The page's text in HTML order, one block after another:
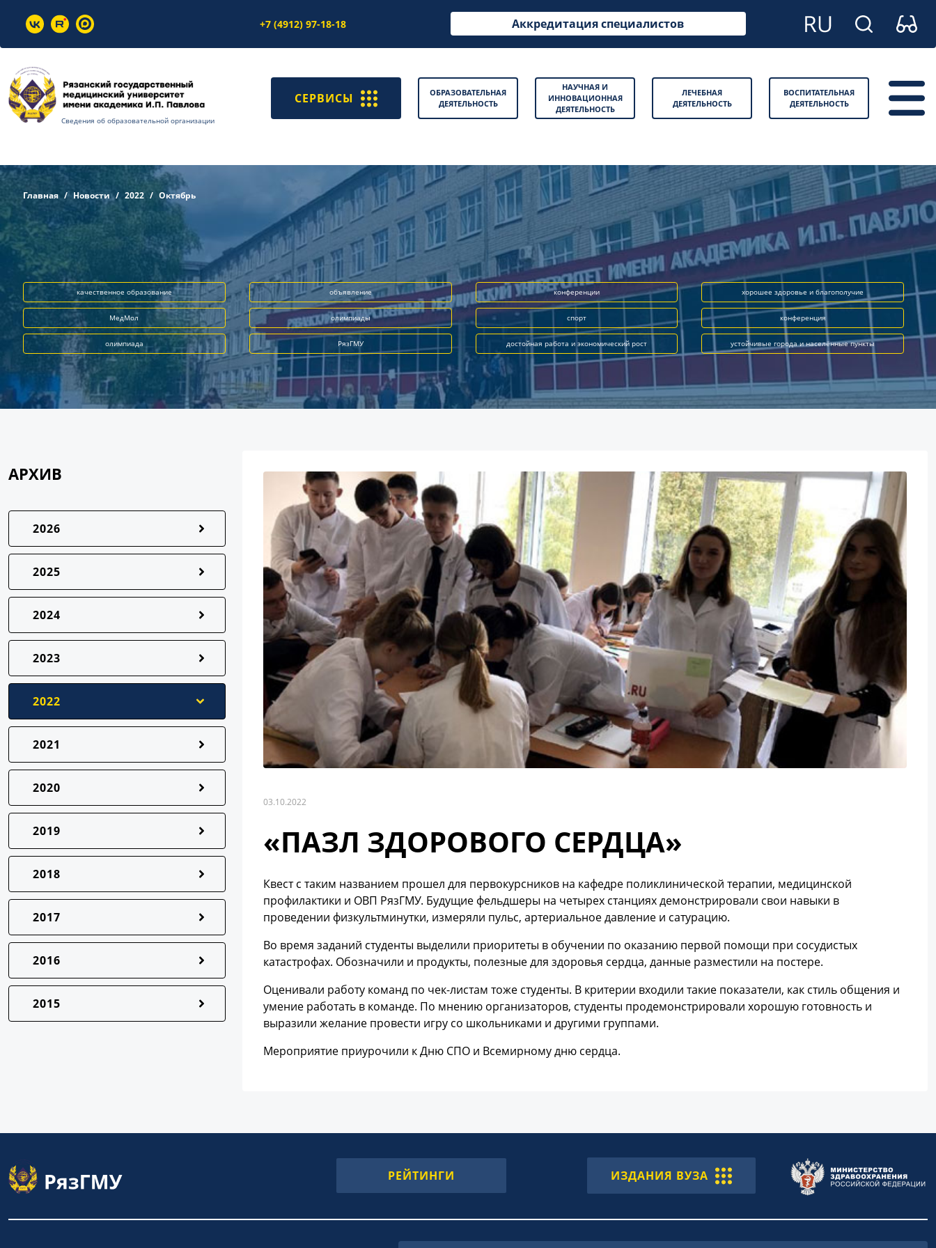
+7 (4912) 97-18-18 Аккредитация специалистов
Сведения об образовательной организации
СЕРВИСЫ
ОБРАЗОВАТЕЛЬНАЯ
ДЕЯТЕЛЬНОСТЬ
НАУЧНАЯ И
ИННОВАЦИОННАЯ
ДЕЯТЕЛЬНОСТЬ
ЛЕЧЕБНАЯ
ДЕЯТЕЛЬНОСТЬ
ВОСПИТАТЕЛЬНАЯ
ДЕЯТЕЛЬНОСТЬ
Главная Новости 2022 Октябрь
качественное образование объявление конференции хорошее здоровье и благополучие
МедМол олимпиады спорт конференция
олимпиада РязГМУ достойная работа и экономический рост устойчивые города и населённые пункты
АРХИВ
2026
2025
2024
2023
2022
2021
2020
2019
2018
2017
2016
2015
03.10.2022
«ПАЗЛ ЗДОРОВОГО СЕРДЦА»
Квест с таким названием прошел для первокурсников на кафедре поликлинической терапии, медицинской
профилактики и ОВП РязГМУ. Будущие фельдшеры на четырех станциях демонстрировали свои навыки в
проведении физкультминутки, измеряли пульс, артериальное давление и сатурацию.
Во время заданий студенты выделили приоритеты в обучении по оказанию первой помощи при сосудистых
катастрофах. Обозначили и продукты, полезные для здоровья сердца, данные разместили на постере.
Оценивали работу команд по чек-листам тоже студенты. В критерии входили такие показатели, как стиль общения и
умение работать в команде. По мнению организаторов, студенты продемонстрировали хорошую готовность и
выразили желание провести игру со школьниками и другими группами.
Мероприятие приурочили к Дню СПО и Всемирному дню сердца.
РЕЙТИНГИ ИЗДАНИЯ ВУЗА